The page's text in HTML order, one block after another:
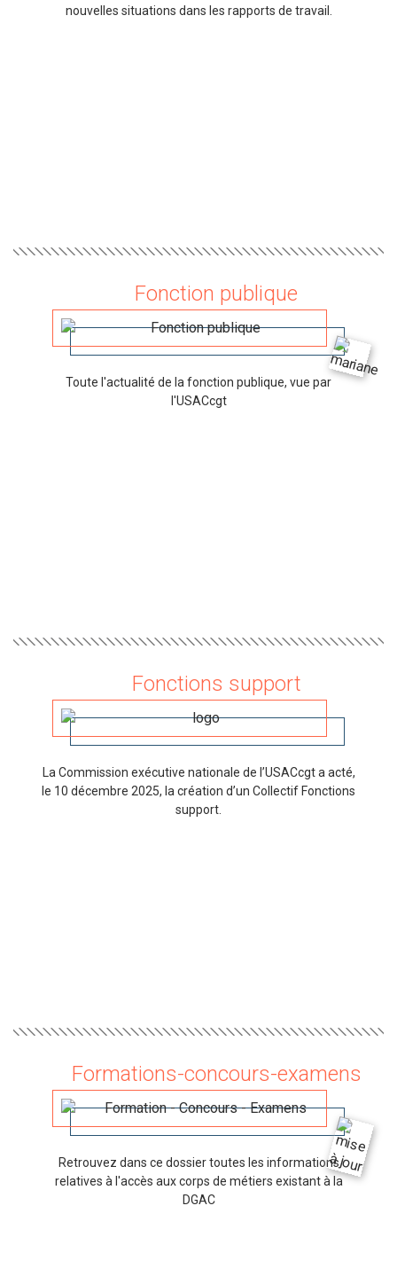
nouvelles situations dans les rapports de travail.
Fonction publique
Toute l'actualité de la fonction publique, vue par
l'USACcgt
Fonctions support
La Commission exécutive nationale de l’USACcgt a acté,
le 10 décembre 2025, la création d’un Collectif Fonctions
support.
Formations-concours-examens
Retrouvez dans ce dossier toutes les informations
relatives à l'accès aux corps de métiers existant à la
DGAC